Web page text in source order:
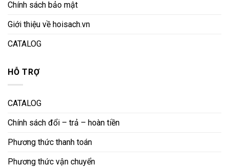
Chính sách bảo mật
Giới thiệu về hoisach.vn
CATALOG
HỖ TRỢ
CATALOG
Chính sách đổi – trả – hoàn tiền
Phương thức thanh toán
Phương thức vận chuyển